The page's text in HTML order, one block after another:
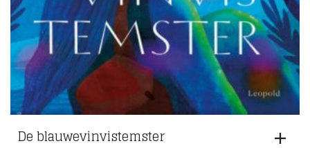
De blauwevinvistemster